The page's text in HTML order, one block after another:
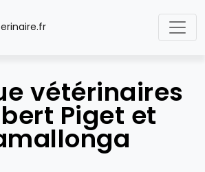
vétérinaires
Piget et